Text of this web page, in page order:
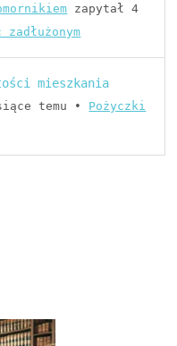
zapytał 4
zadłużonym
mieszkania
temu • Pożyczki